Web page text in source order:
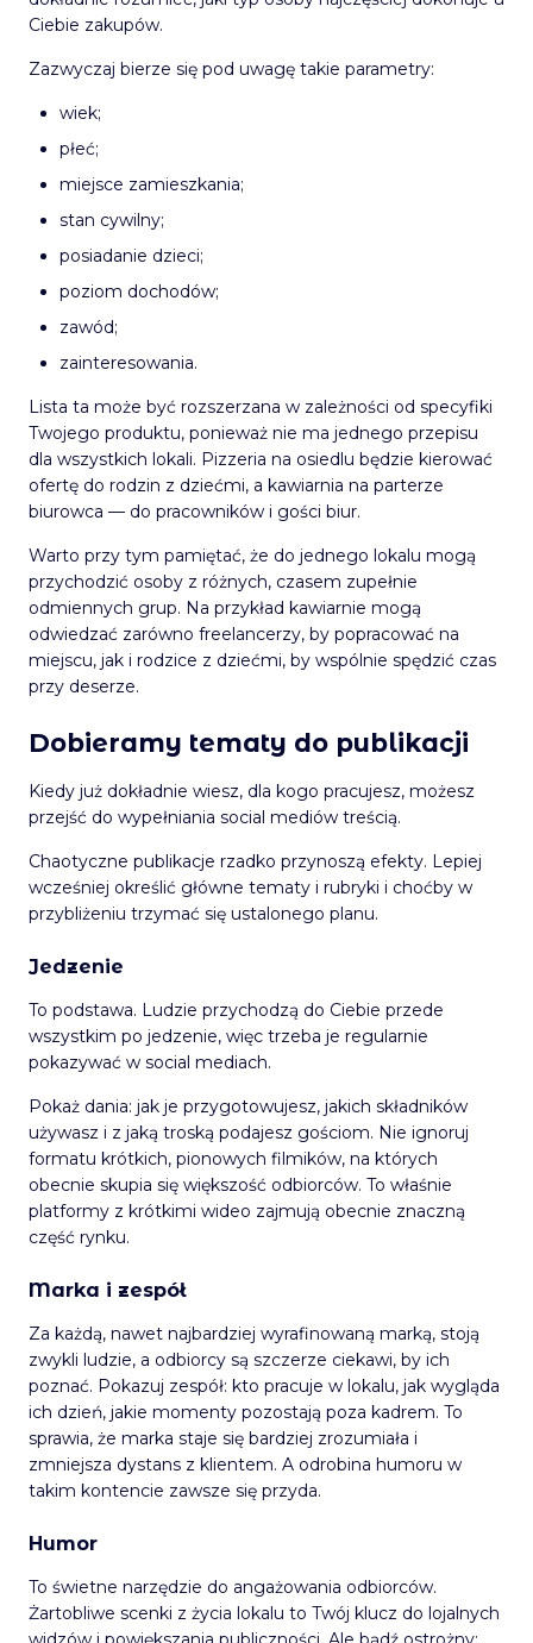
Ciebie zakupów.
Zazwyczaj bierze się pod uwagę takie parametry:
wiek;
płeć;
miejsce zamieszkania;
stan cywilny;
posiadanie dzieci;
poziom dochodów;
zawód;
zainteresowania.
Lista ta może być rozszerzana w zależności od specyfiki
Twojego produktu, ponieważ nie ma jednego przepisu
dla wszystkich lokali. Pizzeria na osiedlu będzie kierować
ofertę do rodzin z dziećmi, a kawiarnia na parterze
biurowca — do pracowników i gości biur.
Warto przy tym pamiętać, że do jednego lokalu mogą
przychodzić osoby z różnych, czasem zupełnie
odmiennych grup. Na przykład kawiarnie mogą
odwiedzać zarówno freelancerzy, by popracować na
miejscu, jak i rodzice z dziećmi, by wspólnie spędzić czas
przy deserze.
Dobieramy tematy do publikacji
Kiedy już dokładnie wiesz, dla kogo pracujesz, możesz
przejść do wypełniania social mediów treścią.
Chaotyczne publikacje rzadko przynoszą efekty. Lepiej
wcześniej określić główne tematy i rubryki i choćby w
przybliżeniu trzymać się ustalonego planu.
Jedzenie
To podstawa. Ludzie przychodzą do Ciebie przede
wszystkim po jedzenie, więc trzeba je regularnie
pokazywać w social mediach.
Pokaż dania: jak je przygotowujesz, jakich składników
używasz i z jaką troską podajesz gościom. Nie ignoruj
formatu krótkich, pionowych filmików, na których
obecnie skupia się większość odbiorców. To właśnie
platformy z krótkimi wideo zajmują obecnie znaczną
część rynku.
Marka i zespół
Za każdą, nawet najbardziej wyrafinowaną marką, stoją
zwykli ludzie, a odbiorcy są szczerze ciekawi, by ich
poznać. Pokazuj zespół: kto pracuje w lokalu, jak wygląda
ich dzień, jakie momenty pozostają poza kadrem. To
sprawia, że marka staje się bardziej zrozumiała i
zmniejsza dystans z klientem. A odrobina humoru w
takim kontencie zawsze się przyda.
Humor
To świetne narzędzie do angażowania odbiorców.
Żartobliwe scenki z życia lokalu to Twój klucz do lojalnych